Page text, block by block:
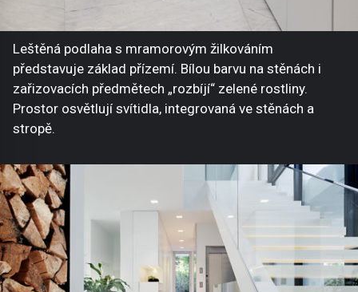
Leštěná podlaha s mramorovým žilkováním
představuje základ přízemí. Bílou barvu na stěnách i
zařizovacích předmětech „rozbíjí“ zelené rostliny.
Prostor osvětlují svítidla, integrovaná ve stěnách a
stropě.